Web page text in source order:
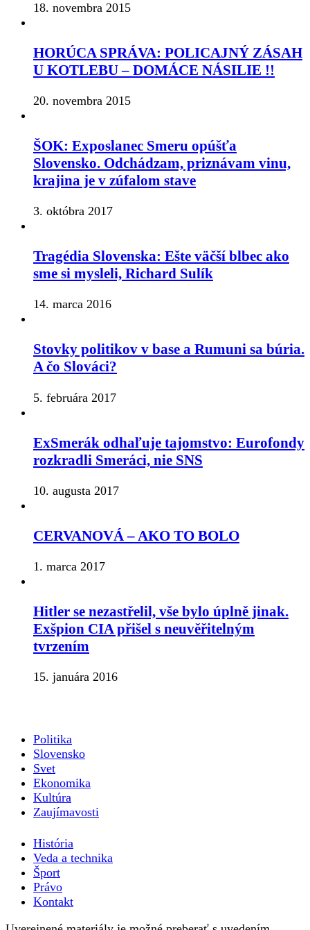
18. novembra 2015
HORÚCA SPRÁVA: POLICAJNÝ ZÁSAH
U KOTLEBU – DOMÁCE NÁSILIE !!
20. novembra 2015
ŠOK: Exposlanec Smeru opúšťa
Slovensko. Odchádzam, priznávam vinu,
krajina je v zúfalom stave
3. októbra 2017
Tragédia Slovenska: Ešte väčší blbec ako
sme si mysleli, Richard Sulík
14. marca 2016
Stovky politikov v base a Rumuni sa búria.
A čo Slováci?
5. februára 2017
ExSmerák odhaľuje tajomstvo: Eurofondy
rozkradli Smeráci, nie SNS
10. augusta 2017
CERVANOVÁ – AKO TO BOLO
1. marca 2017
Hitler se nezastřelil, vše bylo úplně jinak.
Exšpion CIA přišel s neuvěřitelným
tvrzením
15. januára 2016
Politika
Slovensko
Svet
Ekonomika
Kultúra
Zaujímavosti
História
Veda a technika
Šport
Právo
Kontakt